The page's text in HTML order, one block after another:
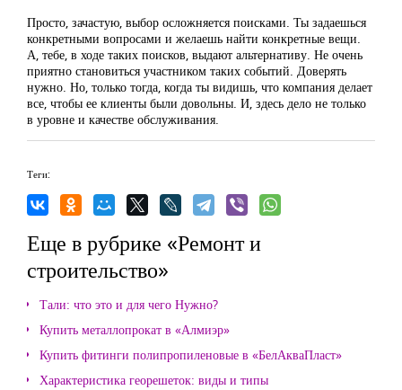
Просто, зачастую, выбор осложняется поисками. Ты задаешься
конкретными вопросами и желаешь найти конкретные вещи.
А, тебе, в ходе таких поисков, выдают альтернативу. Не очень
приятно становиться участником таких событий. Доверять
нужно. Но, только тогда, когда ты видишь, что компания делает
все, чтобы ее клиенты были довольны. И, здесь дело не только
в уровне и качестве обслуживания.
Теги:
Еще в рубрике «Ремонт и
строительство»
Тали: что это и для чего Нужно?
Купить металлопрокат в «Алмиэр»
Купить фитинги полипропиленовые в «БелАкваПласт»
Характеристика георешеток: виды и типы